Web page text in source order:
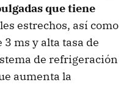
que tiene
estrechos, así como
ms y alta tasa de
de refrigeración
aumenta la